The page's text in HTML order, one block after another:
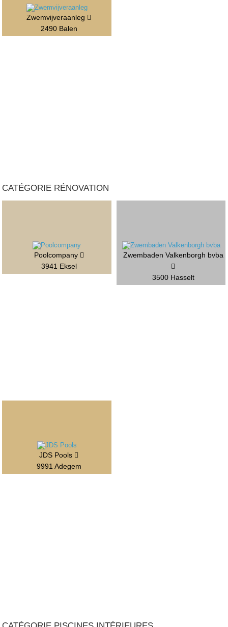
Zwemvijveraanleg
2490 Balen
CATÉGORIE RÉNOVATION
Poolcompany
3941 Eksel
Zwembaden Valkenborgh bvba
3500 Hasselt
JDS Pools
9991 Adegem